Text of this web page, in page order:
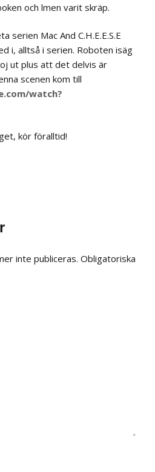
och filmen varit skräp.
serien Mac And C.H.E.E.S.E
i, alltså i serien. Roboten isäg
ut plus att det delvis är
scenen kom till
watch?
kör föralltid!
inte publiceras. Obligatoriska